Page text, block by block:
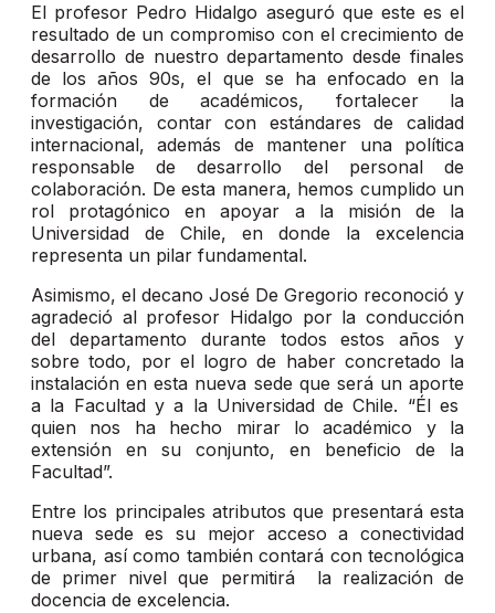
El profesor Pedro Hidalgo aseguró que este es el
resultado de un compromiso con el crecimiento de
desarrollo de nuestro departamento desde finales
de los años 90s, el que se ha enfocado en la
formación de académicos, fortalecer la
investigación, contar con estándares de calidad
internacional, además de mantener una política
responsable de desarrollo del personal de
colaboración. De esta manera, hemos cumplido un
rol protagónico en apoyar a la misión de la
Universidad de Chile, en donde la excelencia
representa un pilar fundamental.
Asimismo, el decano José De Gregorio reconoció y
agradeció al profesor Hidalgo por la conducción
del departamento durante todos estos años y
sobre todo, por el logro de haber concretado la
instalación en esta nueva sede que será un aporte
a la Facultad y a la Universidad de Chile. “Él es
quien nos ha hecho mirar lo académico y la
extensión en su conjunto, en beneficio de la
Facultad”.
Entre los principales atributos que presentará esta
nueva sede es su mejor acceso a conectividad
urbana, así como también contará con tecnológica
de primer nivel que permitirá la realización de
docencia de excelencia.